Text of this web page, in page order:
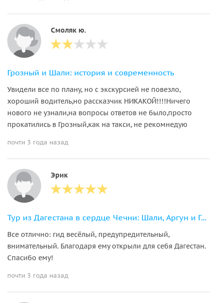
Смоляк ю.
Грозный и Шали: история и современность
Увидели все по плану, но с экскурсией не повезло,
хороший водитель,но рассказчик НИКАКОЙ!!!!Ничего
нового не узнали,на вопросы ответов не было,просто
прокатились в Грозный,как на такси, не рекомнедую
почти 3 года назад
Эрик
Тур из Дагестана в сердце Чечни: Шали, Аргун и Грозный
Все отлично: гид весёлый, предупредительный,
внимательный. Благодаря ему открыли для себя Дагестан.
Спасибо ему!
почти 3 года назад